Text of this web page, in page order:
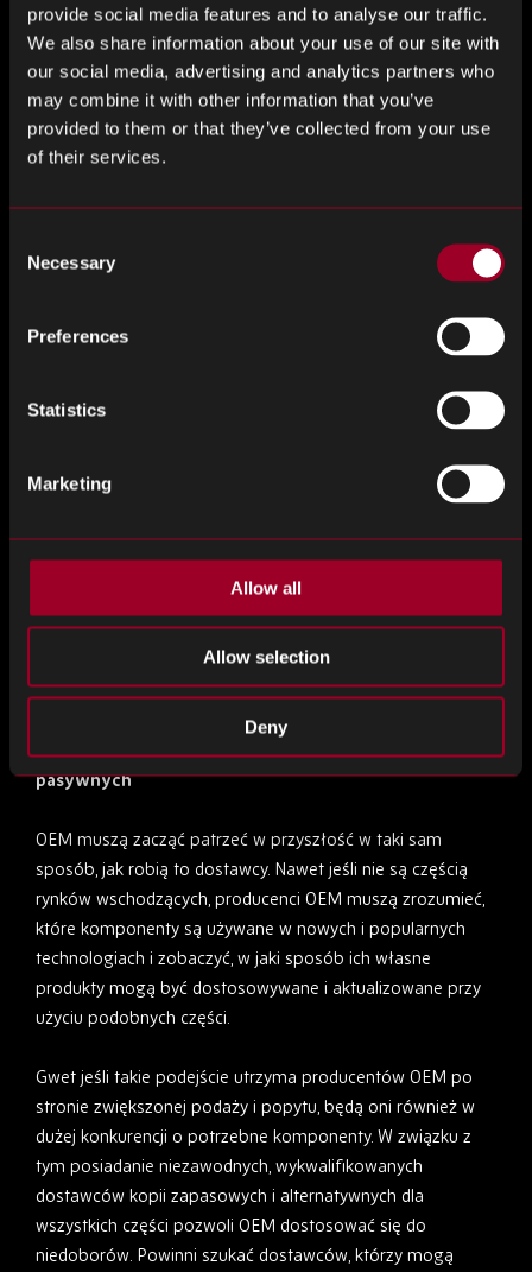
provide social media features and to analyse our traffic.
We also share information about your use of our site with
our social media, advertising and analytics partners who
may combine it with other information that you’ve
provided to them or that they’ve collected from your use
of their services.
Selection
Necessary
Preferences
Statistics
Marketing
Allow all
Allow selection
Deny
innych, a przewiduje się, że do 2020 roku w obiegu będzie
20,4 miliarda urządzeń IoT.
Ponieważ wszystkie te urządzenia wykorzystują dużą liczbę
komponentów elektronicznych, pragnienie producentów
OEM, aby przekonwertować jak najwięcej urządzeń na
niedobór pasywnych komponentów.
Zespołówki
Inwestycje w tych obszarach skutkują sytuacją, w której
konkurencja o niezbędne komponenty, a także wzrost cen i
zmniejszona produkcja komponentów stosowanych w
komponentów, ile realistycznie spodziewają się sprzedać i
rynkiem, możemy zaobserwować, że więcej producentów
OEM ulepsza swoje technologie, aby korzystać z większej
liczby nowych komponentów, które są również
wykorzystywane na rynkach wschodzących.
Jak radzić sobie z niedoborem komponentów
pasywnych
OEM muszą zacząć patrzeć w przyszłość w taki sam
sposób, jak robią to dostawcy. Nawet jeśli nie są częścią
rynków wschodzących, producenci OEM muszą zrozumieć,
które komponenty są używane w nowych i popularnych
technologiach i zobaczyć, w jaki sposób ich własne
produkty mogą być dostosowywane i aktualizowane przy
użyciu podobnych części.
Gwet jeśli takie podejście utrzyma producentów OEM po
stronie zwiększonej podaży i popytu, będą oni również w
dużej konkurencji o potrzebne komponenty. W związku z
tym posiadanie niezawodnych, wykwalifikowanych
dostawców kopii zapasowych i alternatywnych dla
wszystkich części pozwoli OEM dostosować się do
niedoborów. Powinni szukać dostawców, którzy mogą